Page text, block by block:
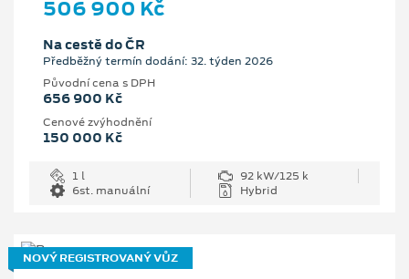
506 900 Kč
Na cestě do ČR
Předběžný termín dodání: 32. týden 2026
Původní cena s DPH
656 900 Kč
Cenové zvýhodnění
150 000 Kč
1 l
92 kW/125 k
6st. manuální
Hybrid
NOVÝ REGISTROVANÝ VŮZ